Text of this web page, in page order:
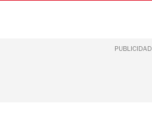
PUBLICIDAD